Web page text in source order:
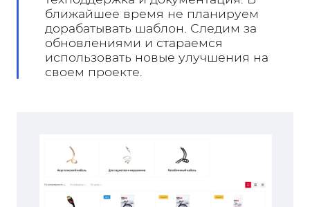
ближайшее время не планируем
дорабатывать шаблон. Следим за
обновлениями и стараемся
использовать новые улучшения на
своем проекте.